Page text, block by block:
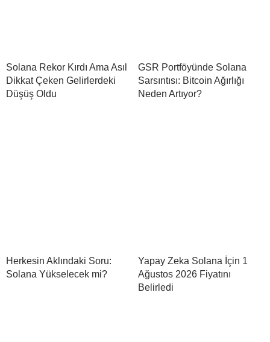
Solana Rekor Kırdı Ama Asıl
Dikkat Çeken Gelirlerdeki
Düşüş Oldu
GSR Portföyünde Solana
Sarsıntısı: Bitcoin Ağırlığı
Neden Artıyor?
Herkesin Aklındaki Soru:
Solana Yükselecek mi?
Yapay Zeka Solana İçin 1
Ağustos 2026 Fiyatını
Belirledi